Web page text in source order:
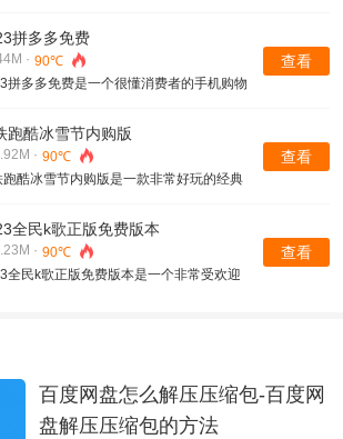
成的，为每一位玩家带来了最精彩的玩法
游戏中会有超多的竞速地图的，地图中的
是与端游一样的，这样你就可以体验到原
拼多多免费
· 90℃
拼多多免费是一个很懂消费者的手机购物
超8亿的用户在线实时拼团购买商品。
方式你就可以购买到极具性价比的商品
查看
跑酷冰雪节内购版
· 90℃
跑酷冰雪节内购版是一款非常好玩的经典
并且游戏的玩法也很简单的，是需要你操
板少年在地铁轨道上奔跑的，当你在奔跑
路上是需要巧妙躲避各种迎面而来的障碍
查看
全民k歌正版免费版本
· 90℃
全民k歌正版免费版本是一个非常受欢迎
查看
百度网盘怎么解压压缩包-百度网
盘解压压缩包的方法